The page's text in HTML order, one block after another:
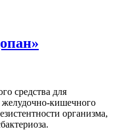
средства для
кишечного
организма,